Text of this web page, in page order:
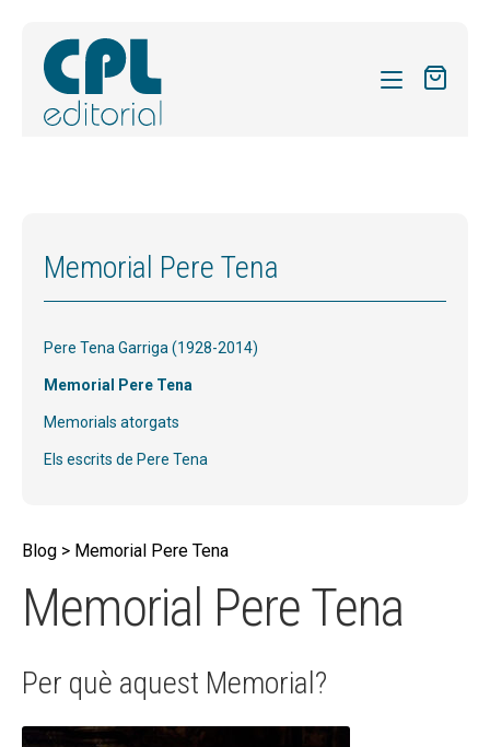
menú
ACTUALITAT
BLOG
VIDA LITÚRGICA
GALILEA.153 MATERIAL
MEMORIAL PERE TENA
CONTACTE
EL MEU COMPTE
Memorial Pere Tena
Pere Tena Garriga (1928-2014)
Memorial Pere Tena
Memorials atorgats
Els escrits de Pere Tena
Blog > Memorial Pere Tena
Memorial Pere Tena
Per què aquest Memorial?